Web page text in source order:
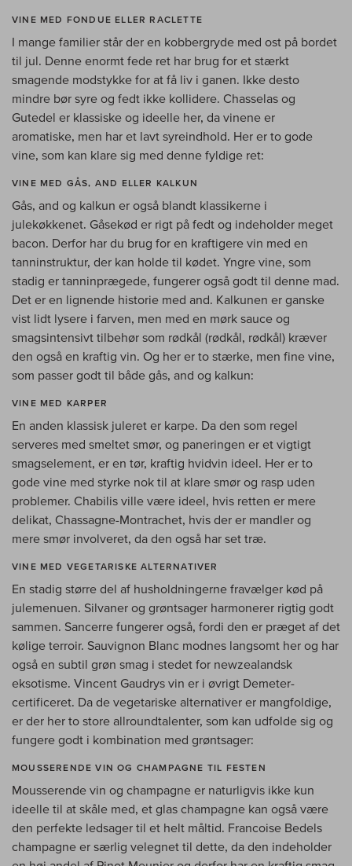
VINE MED FONDUE ELLER RACLETTE
I mange familier står der en kobbergryde med ost på bordet
til jul. Denne enormt fede ret har brug for et stærkt
smagende modstykke for at få liv i ganen. Ikke desto
mindre bør syre og fedt ikke kollidere. Chasselas og
Gutedel er klassiske og ideelle her, da vinene er
aromatiske, men har et lavt syreindhold. Her er to gode
vine, som kan klare sig med denne fyldige ret:
VINE MED GÅS, AND ELLER KALKUN
Gås, and og kalkun er også blandt klassikerne i
julekøkkenet. Gåsekød er rigt på fedt og indeholder meget
bacon. Derfor har du brug for en kraftigere vin med en
tanninstruktur, der kan holde til kødet. Yngre vine, som
stadig er tanninprægede, fungerer også godt til denne mad.
Det er en lignende historie med and. Kalkunen er ganske
vist lidt lysere i farven, men med en mørk sauce og
smagsintensivt tilbehør som rødkål (rødkål, rødkål) kræver
den også en kraftig vin. Og her er to stærke, men fine vine,
som passer godt til både gås, and og kalkun:
VINE MED KARPER
En anden klassisk juleret er karpe. Da den som regel
serveres med smeltet smør, og paneringen er et vigtigt
smagselement, er en tør, kraftig hvidvin ideel. Her er to
gode vine med styrke nok til at klare smør og rasp uden
problemer. Chabilis ville være ideel, hvis retten er mere
delikat, Chassagne-Montrachet, hvis der er mandler og
mere smør involveret, da den også har set træ.
VINE MED VEGETARISKE ALTERNATIVER
En stadig større del af husholdningerne fravælger kød på
julemenuen. Silvaner og grøntsager harmonerer rigtig godt
sammen. Sancerre fungerer også, fordi den er præget af det
kølige terroir. Sauvignon Blanc modnes langsomt her og har
også en subtil grøn smag i stedet for newzealandsk
eksotisme. Vincent Gaudrys vin er i øvrigt Demeter-
certificeret. Da de vegetariske alternativer er mangfoldige,
er der her to store allroundtalenter, som kan udfolde sig og
fungere godt i kombination med grøntsager:
MOUSSERENDE VIN OG CHAMPAGNE TIL FESTEN
Mousserende vin og champagne er naturligvis ikke kun
ideelle til at skåle med, et glas champagne kan også være
den perfekte ledsager til et helt måltid. Francoise Bedels
champagne er særlig velegnet til dette, da den indeholder